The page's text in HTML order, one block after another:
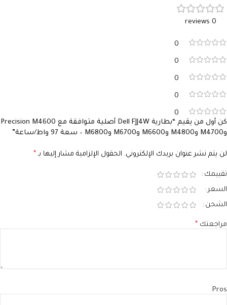
0 reviews
0
0
0
0
0
كن أول من يقيم “بطارية Dell FJJ4W أصلية متوافقة مع Precision M4600
وM4700 وM4800 وM6600 وM6700 وM6800 – سعة 97 واط/ساعة”
لن يتم نشر عنوان بريدك الإلكتروني. الحقول الإلزامية مشار إليها بـ *
تقييمك
السعر
الشحن
مراجعتك *
Pros